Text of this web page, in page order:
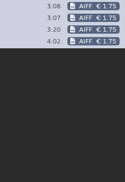
3:08 AIFF € 1.75
3:07 AIFF € 1.75
3:20 AIFF € 1.75
4:02 AIFF € 1.75